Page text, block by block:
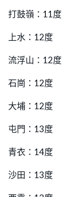
打鼓嶺：11度
上水：12度
流浮山：12度
石崗：12度
大埔：12度
屯門：13度
青衣：14度
沙田：13度